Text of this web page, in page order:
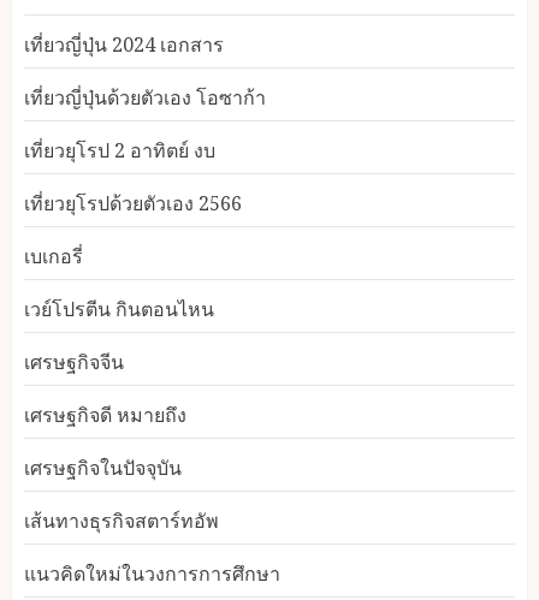
เที่ยวญี่ปุ่น 2024 เอกสาร
เที่ยวญี่ปุ่นด้วยตัวเอง โอซาก้า
เที่ยวยุโรป 2 อาทิตย์ งบ
เที่ยวยุโรปด้วยตัวเอง 2566
เบเกอรี่
เวย์โปรตีน กินตอนไหน
เศรษฐกิจจีน
เศรษฐกิจดี หมายถึง
เศรษฐกิจในปัจจุบัน
เส้นทางธุรกิจสตาร์ทอัพ
แนวคิดใหม่ในวงการการศึกษา